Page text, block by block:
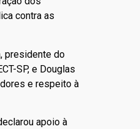
contra as
presidente do
SP, e Douglas
e respeito à
apoio à